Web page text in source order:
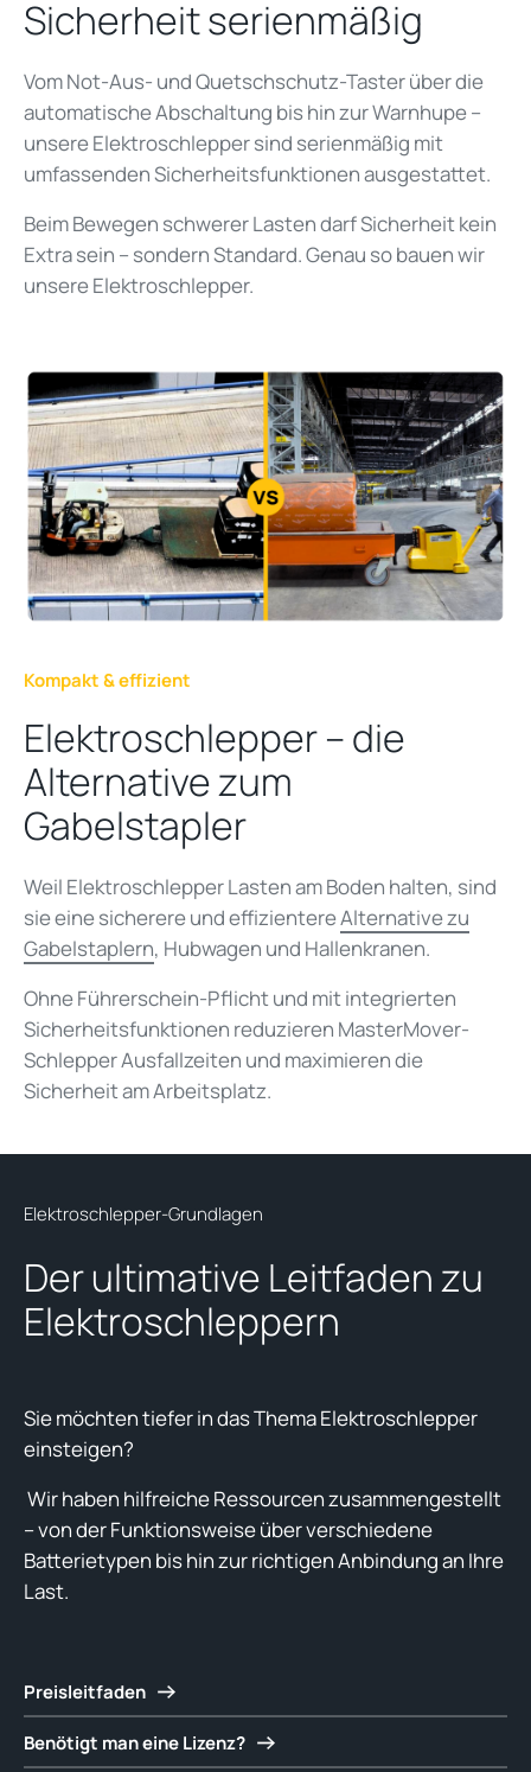
Sicherheit serienmäßig
Vom Not-Aus- und Quetschschutz-Taster über die
automatische Abschaltung bis hin zur Warnhupe –
unsere Elektroschlepper sind serienmäßig mit
umfassenden Sicherheits­funktionen ausgestattet.
Beim Bewegen schwerer Lasten darf Sicherheit kein
Extra sein – sondern Standard. Genau so bauen wir
unsere Elektroschlepper.
Kompakt & effizient
Elektroschlepper – die
Alternative zum
Gabelstapler
Weil Elektroschlepper Lasten am Boden halten, sind
sie eine sicherere und effizientereAlternative zu
Gabelstaplern, Hubwagen und Hallenkranen.
Ohne Führerschein-Pflicht und mit integrierten
Sicherheits­funktionen reduzieren MasterMover-
Schlepper Ausfallzeiten und maximieren die
Sicherheit am Arbeitsplatz.
Der ultimative Leitfaden zu
Elektroschleppern
Elektroschlepper-Grundlagen
Sie möchten tiefer in das Thema Elektroschlepper
einsteigen?
Wir haben hilfreiche Ressourcen zusammengestellt
– von der Funktionsweise über verschiedene
Batterietypen bis hin zur richtigen Anbindung an Ihre
Last.
Preisleitfaden
Benötigt man eine Lizenz?